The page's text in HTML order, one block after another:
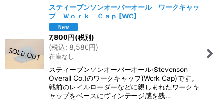
スティーブンソンオーバーオール ワークキャッ
プ Ｗｏｒｋ Ｃａｐ [WC]
7,800円(税別)
(税込: 8,580円)
在庫なし
スティーブンソンオーバーオール(Stevenson
Overall Co.)のワークキャップ(Work Cap)です。
戦前のレイルローダーなどに親しまれたワークキ
ャップをベースにヴィンテージ感を残…